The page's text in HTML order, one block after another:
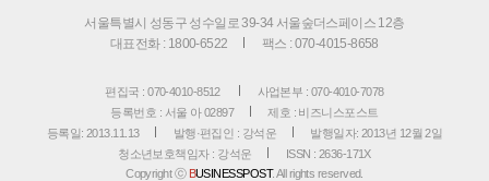
서울특별시 성동구 성수일로 39-34 서울숲더스페이스 12층
대표전화 : 1800-6522
팩스 : 070-4015-8658
편집국 : 070-4010-8512
사업본부 : 070-4010-7078
등록번호 : 서울 아 02897
제호 : 비즈니스포스트
등록일: 2013.11.13
발행·편집인 : 강석운
발행일자: 2013년 12월 2일
청소년보호책임자 : 강석운
ISSN : 2636-171X
Copyright ⓒ BUSINESSPOST. All rights reserved.